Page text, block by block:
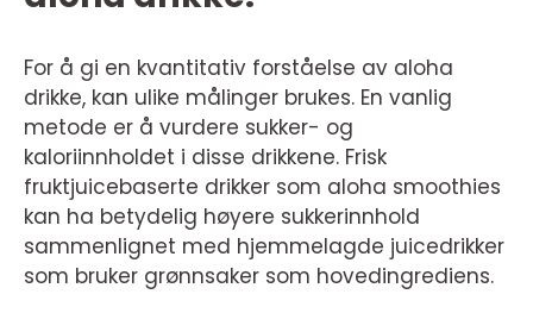
For å gi en kvantitativ forståelse av aloha
drikke, kan ulike målinger brukes. En vanlig
metode er å vurdere sukker- og
kaloriinnholdet i disse drikkene. Frisk
fruktjuicebaserte drikker som aloha smoothies
kan ha betydelig høyere sukkerinnhold
sammenlignet med hjemmelagde juicedrikker
som bruker grønnsaker som hovedingrediens.